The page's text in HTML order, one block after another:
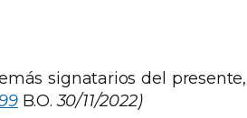
signatarios del presente,
B.O.30/11/2022)